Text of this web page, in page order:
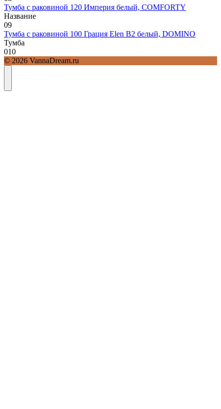
Тумба с раковиной 120 Империя белый, COMFORTY
Название
09
Тумба с раковиной 100 Грация Elen В2 белый, DOMINO
Тумба
010
© 2026 VannaDream.ru